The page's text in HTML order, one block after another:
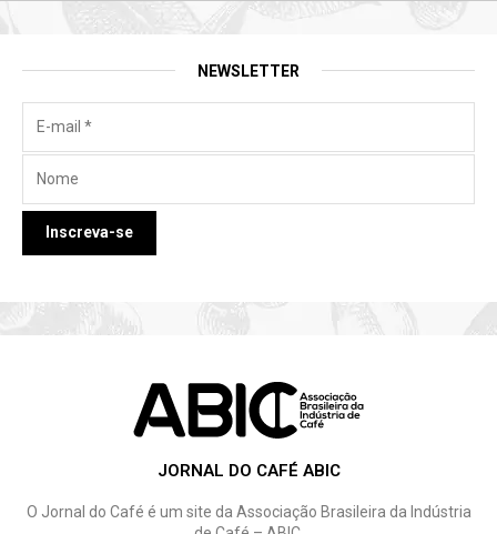
NEWSLETTER
JORNAL DO CAFÉ ABIC
O Jornal do Café é um site da Associação Brasileira da Indústria